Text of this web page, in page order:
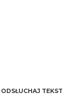
ODSŁUCHAJ TEKST